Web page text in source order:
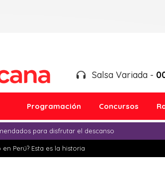
Salsa Variada -
Programación Concursos
para disfrutar el descanso
Perú? Esta es la historia